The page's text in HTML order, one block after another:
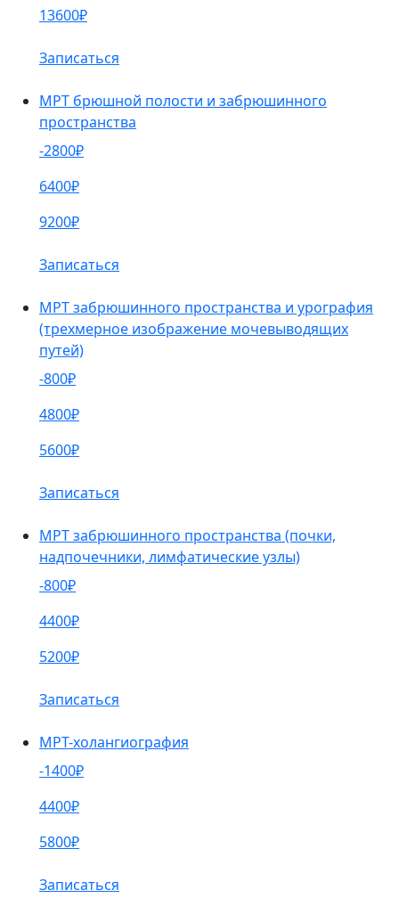
13600₽
Записаться
МРТ брюшной полости и забрюшинного
пространства
-2800₽
6400₽
9200₽
Записаться
МРТ забрюшинного пространства и урография
(трехмерное изображение мочевыводящих
путей)
-800₽
4800₽
5600₽
Записаться
МРТ забрюшинного пространства (почки,
надпочечники, лимфатические узлы)
-800₽
4400₽
5200₽
Записаться
МРТ-холангиография
-1400₽
4400₽
5800₽
Записаться